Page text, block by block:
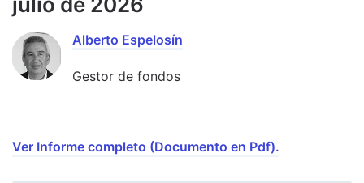
Alberto Espelosín
Gestor de fondos
Ver Informe completo (Documento en Pdf).